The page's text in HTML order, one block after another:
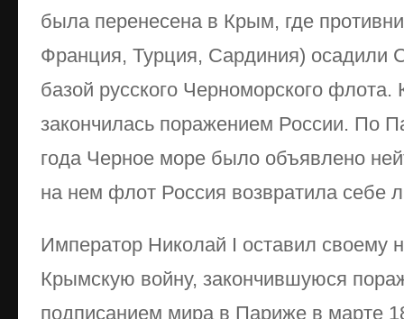
была перенесена в Крым, где
Франция, Турция, Сардиния) осадили
базой русского Черноморского
закончилась поражением России. По
года Черное море было объявлено
на нем флот Россия возвратила себе
Император Николай I оставил своему
Крымскую войну, закончившуюся
подписанием мира в Париже в марте